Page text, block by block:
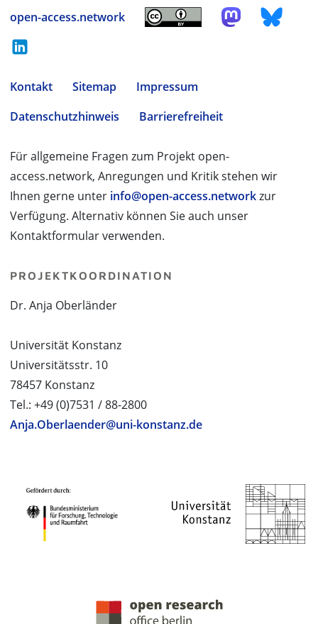
open-access.network
Kontakt Sitemap
Impressum
Datenschutzhinweis
Barrierefreiheit
Für allgemeine Fragen zum Projekt open-
access.network, Anregungen und Kritik stehen wir
Ihnen gerne unter info@open-access.networkzur
Verfügung. Alternativ können Sie auch unser
Kontaktformular verwenden.
PROJEKTKOORDINATION
Dr. Anja Oberländer
Universität Konstanz
Universitätsstr. 10
78457 Konstanz
Tel.: +49 (0)7531 / 88-2800
Anja.Oberlaender@uni-konstanz.de